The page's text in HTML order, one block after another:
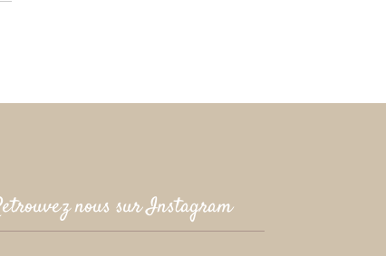
nous sur Instagram